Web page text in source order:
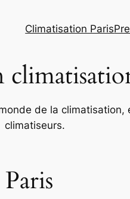
Climatisation Paris
de la
climatiseurs.